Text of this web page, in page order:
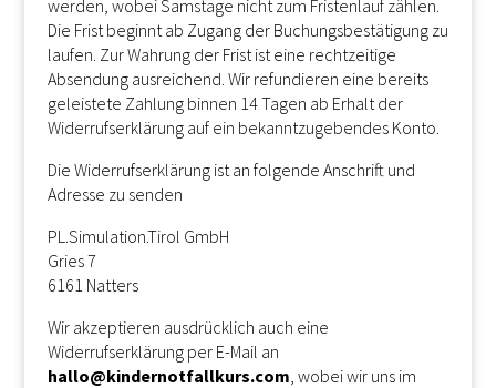
werden, wobei Samstage nicht zum Fristenlauf zählen.
Die Frist beginnt ab Zugang der Buchungsbestätigung zu
laufen. Zur Wahrung der Frist ist eine rechtzeitige
Absendung ausreichend. Wir refundieren eine bereits
geleistete Zahlung binnen 14 Tagen ab Erhalt der
Widerrufserklärung auf ein bekanntzugebendes Konto.
Die Widerrufserklärung ist an folgende Anschrift und
Adresse zu senden
PL.Simulation.Tirol GmbH
Gries 7
6161 Natters
Wir akzeptieren ausdrücklich auch eine
Widerrufserklärung per E-Mail an
hallo@kindernotfallkurs.com, wobei wir uns im